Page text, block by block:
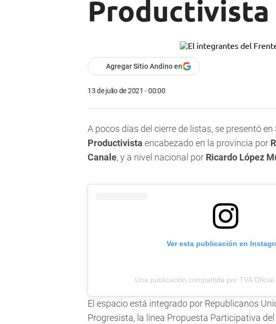
Productivista
Agregar Sitio Andino en
13 de julio de 2021 - 00:00
A pocos días del cierre de listas, se presentó en
Productivista encabezado en la provincia por
Canale, y a nivel nacional por Ricardo López
Ver esta publicación en
Una publicación compartida por TVA
El espacio está integrado por Republicanos
Progresista, la línea Propuesta Participativa del